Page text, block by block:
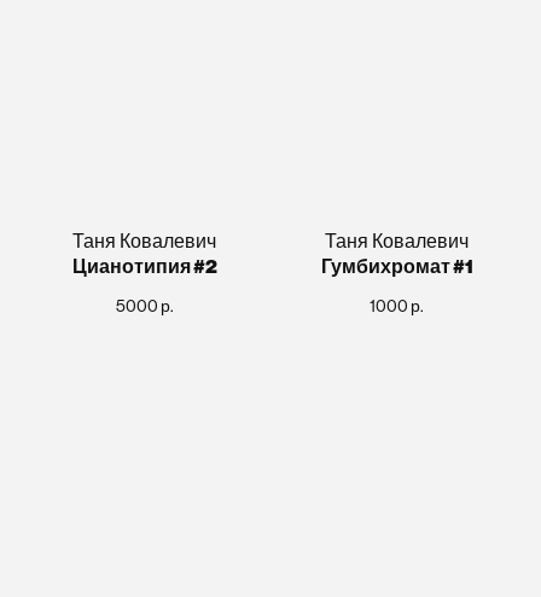
Таня Ковалевич
Цианотипия #2
5000 р.
Таня Ковалевич
Гумбихромат #1
1000 р.